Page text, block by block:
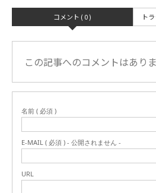
コメント ( 0 ) ト
この記事へのコメントはありま
名前 ( 必須 )
E-MAIL ( 必須 ) - 公開されません -
URL